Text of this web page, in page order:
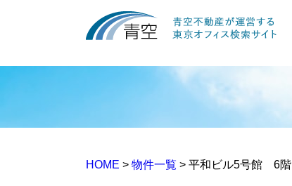
HOME > 物件一覧 > 平和ビル5号館 6階